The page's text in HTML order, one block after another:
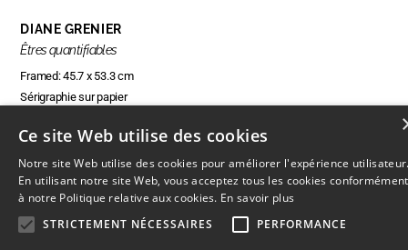
DIANE GRENIER
Êtres quantifiables
Framed: 45.7 x 53.3 cm
Sérigraphie sur papier
Ce site Web utilise des cookies
Notre site Web utilise des cookies pour améliorer l'expérience
En utilisant notre site Web, vous acceptez tous les cookies conformément
à notre Politique relative aux cookies. En savoir plus
STRICTEMENT NÉCESSAIRES
PERFORMANCE